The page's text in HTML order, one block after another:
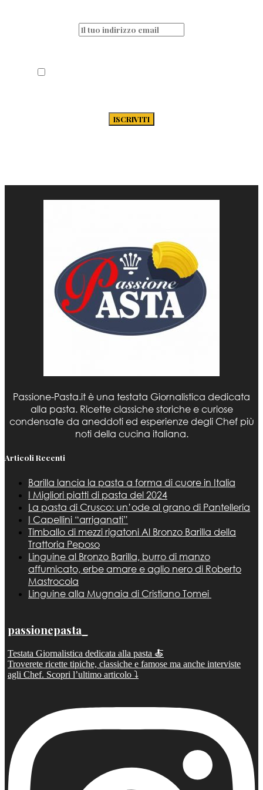
Passione-Pasta.it è una testata Giornalistica dedicata
alla pasta. Ricette classiche storiche e curiose
condensate da aneddoti ed esperienze degli Chef più
noti della cucina italiana.
Articoli Recenti
Barilla lancia la pasta a forma di cuore in Italia
I Migliori piatti di pasta del 2024
La pasta di Crusco: un’ode al grano di Pantelleria
I Capellini “arriganati”
Timballo di mezzi rigatoni Al Bronzo Barilla della
Trattoria Peposo
Linguine al Bronzo Barilla, burro di manzo
affumicato, erbe amare e aglio nero di Roberto
Mastrocola
Linguine alla Mugnaia di Cristiano Tomei
passionepasta_
Testata Giornalistica dedicata alla pasta 🍝
Troverete ricette tipiche, classiche e famose ma anche interviste
agli Chef. Scopri l’ultimo articolo ⤵️